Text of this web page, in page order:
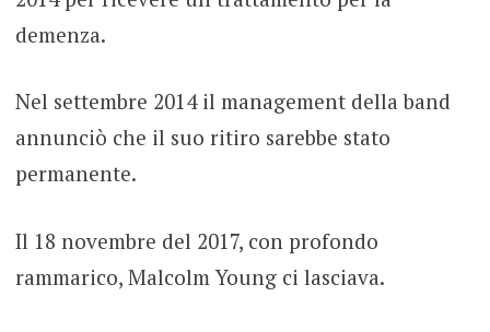
demenza.
Nel settembre 2014 il management della band
annunciò che il suo ritiro sarebbe stato
permanente.
Il 18 novembre del 2017, con profondo
rammarico, Malcolm Young ci lasciava.